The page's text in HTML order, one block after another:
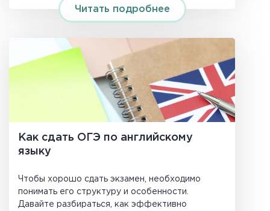
Читать подробнее
Как сдать ОГЭ по английскому
языку
Чтобы хорошо сдать экзамен, необходимо
понимать его структуру и особенности.
Давайте разбираться, как эффективно